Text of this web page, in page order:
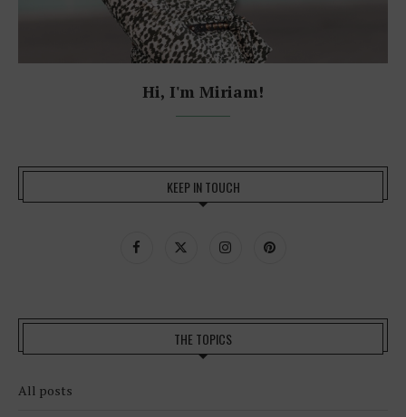
Hi, I'm Miriam!
KEEP IN TOUCH
THE TOPICS
All posts